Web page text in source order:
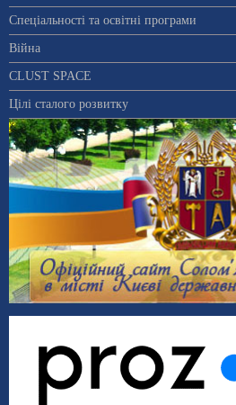
Спеціальності та освітні програми
Війна
CLUST SPACE
Цілі сталого розвитку